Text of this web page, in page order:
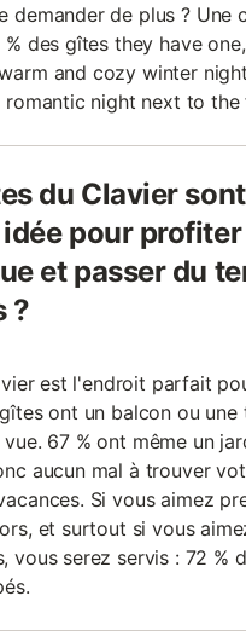
demander de plus ? Une
% des gîtes they have
and cozy winter
romantic night next to the
du Clavier
pour
et passer du
?
est l'endroit parfait
ont un balcon ou une
vue. 67 % ont même un
aucun mal à trouver
Si vous aimez
et surtout si vous
vous serez servis : 72 %